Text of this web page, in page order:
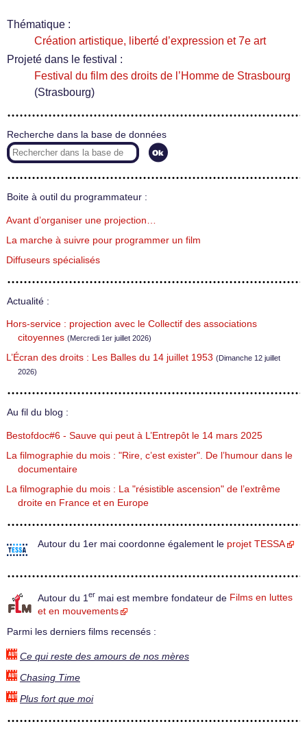
Thématique :
Création artistique, liberté d’expression et 7e art
Projeté dans le festival :
Festival du film des droits de l’Homme de Strasbourg
(Strasbourg)
Recherche dans la base de données
Boite à outil du programmateur :
Avant d’organiser une projection…
La marche à suivre pour programmer un film
Diffuseurs spécialisés
Actualité :
Hors-service : projection avec le Collectif des associations
citoyennes (Mercredi 1er juillet 2026)
L’Écran des droits : Les Balles du 14 juillet 1953 (Dimanche 12 juillet
2026)
Au fil du blog :
Bestofdoc#6 - Sauve qui peut à L’Entrepôt le 14 mars 2025
La filmographie du mois : "Rire, c’est exister". De l’humour dans le
documentaire
La filmographie du mois : La "résistible ascension" de l’extrême
droite en France et en Europe
Autour du 1er mai coordonne également le projet TESSA
Autour du 1 er mai est membre fondateur de Films en luttes
et en mouvements
Parmi les derniers films recensés :
Ce qui reste des amours de nos mères
Chasing Time
Plus fort que moi